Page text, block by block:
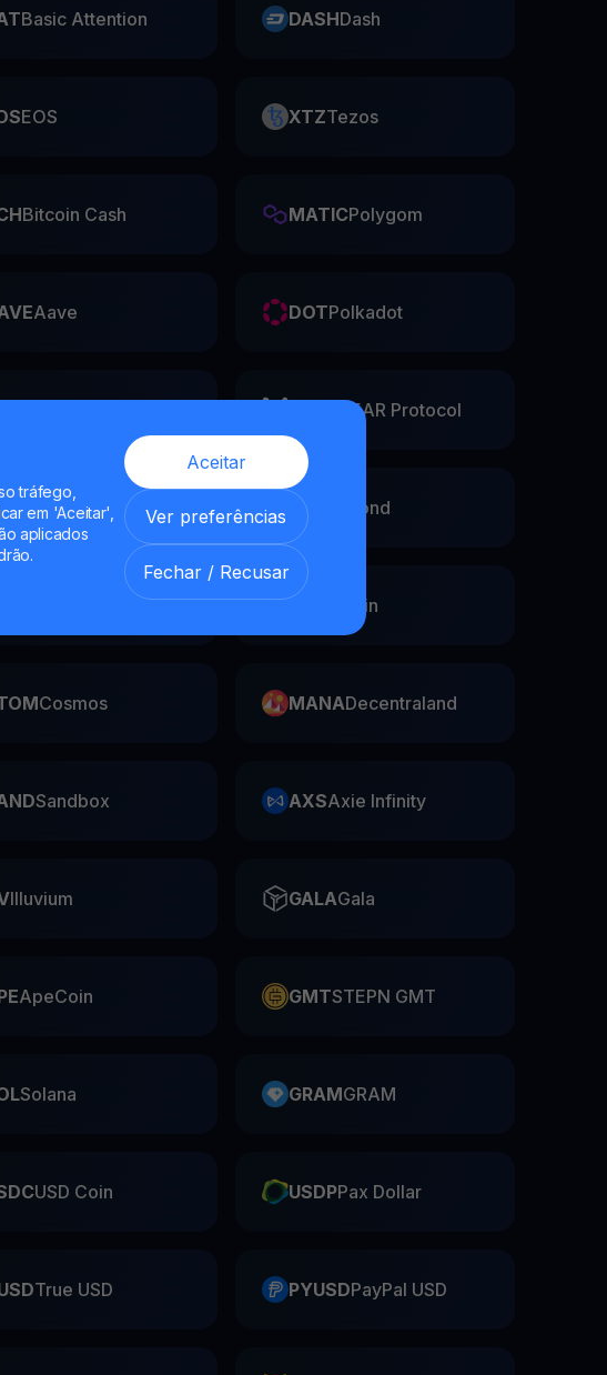
tráfego,
em 'Aceitar',
aplicados
Aceitar
Ver preferências
Fechar / Recusar
Basic Attention DASHDash
EOS XTZTezos
Bitcoin Cash MATICPolygom
Aave DOTPolkadot
NEAR Protocol
Zilliqa EGLD Elrond
PancakeSwap FIL Filecoin
Cosmos MANADecentraland
Sandbox AXSAxie Infinity
Illuvium GALAGala
ApeCoin GMTSTEPN GMT
Solana GRAMGRAM
USD Coin USDPPax Dollar
True USD PYUSDPayPal USD